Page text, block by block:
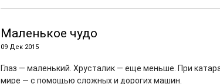
Маленькое чудо
09 Дек 2015
Глаз — маленький. Хрусталик — еще меньше. При
мире — с помощью сложных и дорогих машин.